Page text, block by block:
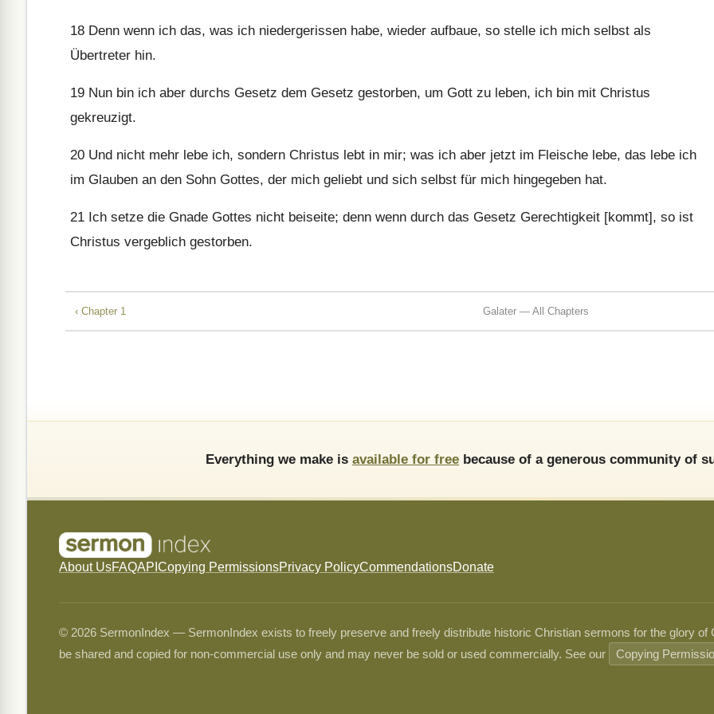
18 Denn wenn ich das, was ich niedergerissen habe, wieder aufbaue, so stelle ich mich selbst als
Übertreter hin.
19 Nun bin ich aber durchs Gesetz dem Gesetz gestorben, um Gott zu leben, ich bin mit Christus
gekreuzigt.
20 Und nicht mehr lebe ich, sondern Christus lebt in mir; was ich aber jetzt im Fleische lebe, das lebe ich
im Glauben an den Sohn Gottes, der mich geliebt und sich selbst für mich hingegeben hat.
21 Ich setze die Gnade Gottes nicht beiseite; denn wenn durch das Gesetz Gerechtigkeit [kommt], so ist
Christus vergeblich gestorben.
‹ Chapter 1 Galater — All Chapters
Everything we make is available for free because of a generous community of
About UsFAQAPI Copying PermissionsPrivacy PolicyCommendationsDonate
© 2026 SermonIndex — SermonIndex exists to freely preserve and freely distribute historic Christian sermons for the glory
be shared and copied for non-commercial use only and may never be sold or used commercially. See our
Copying